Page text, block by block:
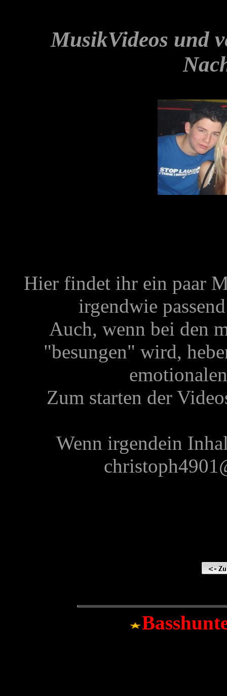
MusikVideos und
Hier findet ihr ein paar
irgendwie
Auch, wenn bei den
"besungen" wird,
Zum starten der
Wenn irgendein